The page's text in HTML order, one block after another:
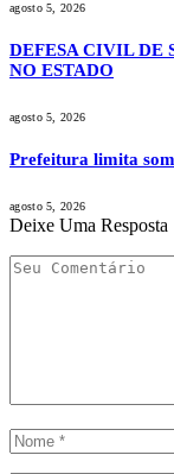
agosto 5, 2026
DEFESA CIVIL DE
NO ESTADO
agosto 5, 2026
Prefeitura limita
agosto 5, 2026
Deixe Uma Resposta